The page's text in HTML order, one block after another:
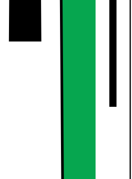
direkte fra våre ansatte